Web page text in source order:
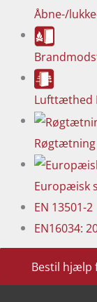
Åbne-/
Lufttæthed
Røgtætning
Europæisk
EN 13501-2
EN16034:
Bestil hjælp